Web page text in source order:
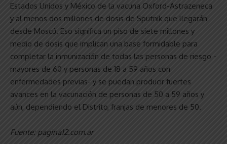
Estados Unidos y México de la vacuna Oxford-Astrazeneca
y al menos dos millones de dosis de Sputnik que llegarán
desde Moscú. Eso significa un piso de siete millones y
medio de dosis que implican una base formidable para
completar la inmunización de todas las personas de riesgo -
mayores de 60 y personas de 18 a 59 años con
enfermedades previas- y se puedan producir fuertes
avances en la vacunación de personas de 50 a 59 años y
aún, dependiendo el Distrito, franjas de menores de 50.
Fuente: pagina12.com.ar